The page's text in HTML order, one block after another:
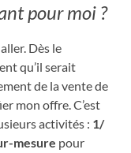
pour moi ?
Dès le
qu’il serait
de la vente de
mon offre. C’est
activités : 1/
mesure pour